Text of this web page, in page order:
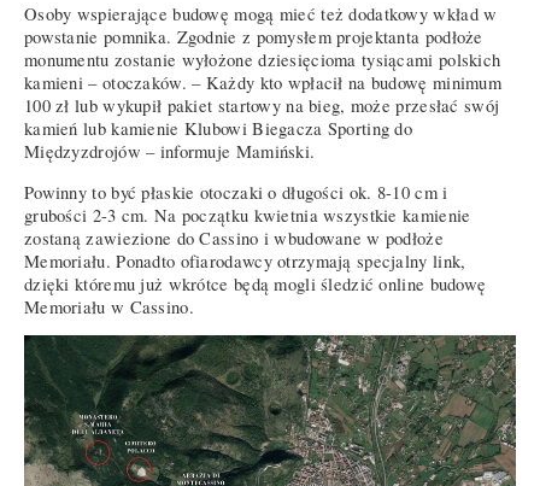
Osoby wspierające budowę mogą mieć też dodatkowy wkład w
powstanie pomnika. Zgodnie z pomysłem projektanta podłoże
monumentu zostanie wyłożone dziesięcioma tysiącami polskich
kamieni – otoczaków. – Każdy kto wpłacił na budowę minimum
100 zł lub wykupił pakiet startowy na bieg, może przesłać swój
kamień lub kamienie Klubowi Biegacza Sporting do
Międzyzdrojów – informuje Mamiński.
Powinny to być płaskie otoczaki o długości ok. 8-10 cm i
grubości 2-3 cm. Na początku kwietnia wszystkie kamienie
zostaną zawiezione do Cassino i wbudowane w podłoże
Memoriału. Ponadto ofiarodawcy otrzymają specjalny link,
dzięki któremu już wkrótce będą mogli śledzić online budowę
Memoriału w Cassino.